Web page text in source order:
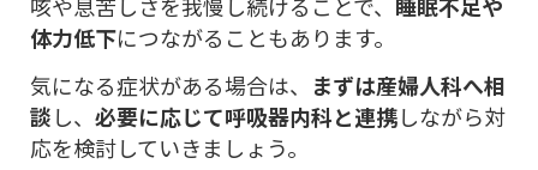
体力低下につながることもあります。
気になる症状がある場合は、
まずは産婦人科へ相
談し、 必要に応じて呼吸器内科と連携しながら対
応を検討していきましょう。